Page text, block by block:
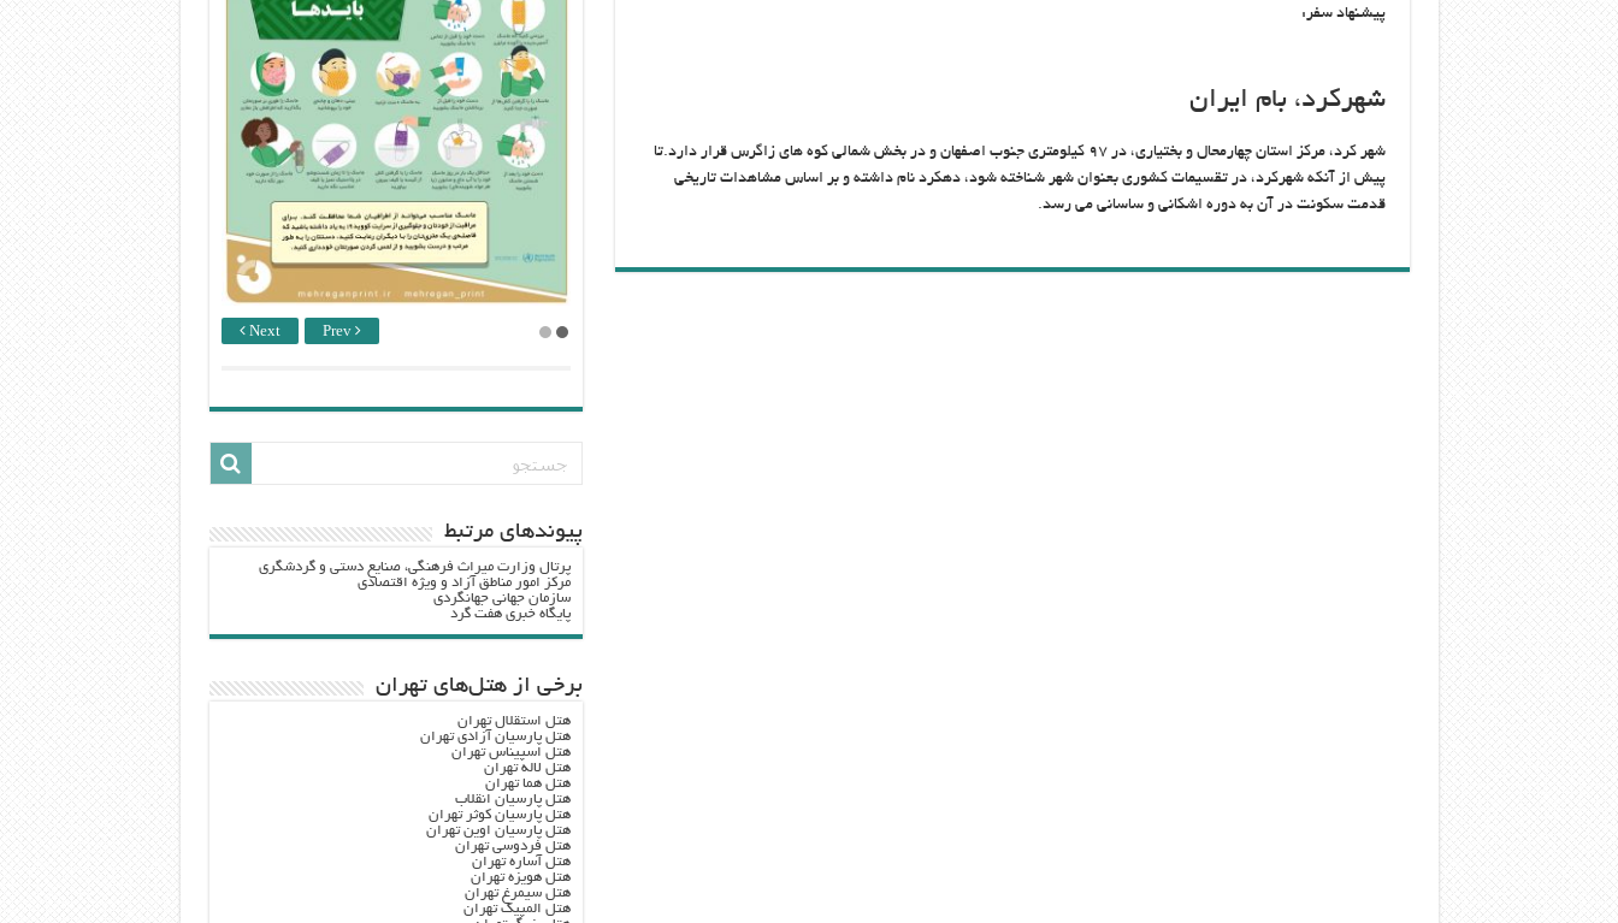
پیشنهاد سفر:
شهرکرد، بام ایران
شهر کرد، مرکز استان چهارمحال و بختیاری، در ۹۷ کیلومتری جنوب اصفهان و در بخش شمالی کوه های زاگرس قرار دارد.تا
پیش از آنکه شهرکرد، در تقسیمات کشوری بعنوان شهر شناخته شود، دهکرد نام داشته و بر اساس مشاهدات تاریخی
قدمت سکونت در آن به دوره اشکانی و ساسانی می رسد.
Next Prev
پيوندهاي مرتبط
پرتال وزارت ميراث فرهنگي، صنایع دستی و گردشگري
مرکز امور مناطق آزاد و ویژه اقتصادی
سازمان جهانی جهانگردی
پایگاه خبری هفت گرد
برخی از هتل‌های تهران
هتل استقلال تهران
هتل پارسیان آزادی تهران
هتل اسپیناس تهران
هتل لاله تهران
هتل هما تهران
هتل پارسیان انقلاب
هتل پارسیان کوثر تهران
هتل پارسیان اوین تهران
هتل فردوسی تهران
هتل آساره تهران
هتل هویزه تهران
هتل سیمرغ تهران
هتل المپیک تهران